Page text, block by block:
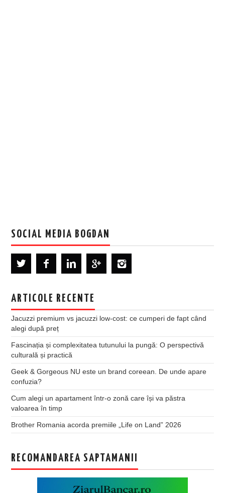
SOCIAL MEDIA BOGDAN
ARTICOLE RECENTE
Jacuzzi premium vs jacuzzi low-cost: ce cumperi de fapt când
alegi după preț
Fascinația și complexitatea tutunului la pungă: O perspectivă
culturală și practică
Geek & Gorgeous NU este un brand coreean. De unde apare
confuzia?
Cum alegi un apartament într-o zonă care își va păstra
valoarea în timp
Brother Romania acorda premiile „Life on Land” 2026
RECOMANDAREA SAPTAMANII